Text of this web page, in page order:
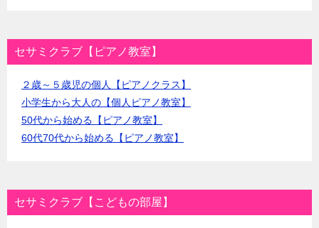
セサミクラブ【ピアノ教室】
２歳～５歳児の個人【ピアノクラス】
小学生から大人の【個人ピアノ教室】
50代から始める【ピアノ教室】
60代70代から始める【ピアノ教室】
セサミクラブ【こどもの部屋】